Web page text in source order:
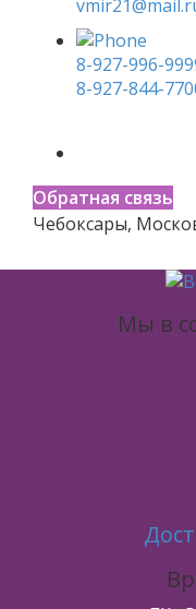
8-927-996-
8-927-844-
Обратная связь
Чебоксары,
Мы в